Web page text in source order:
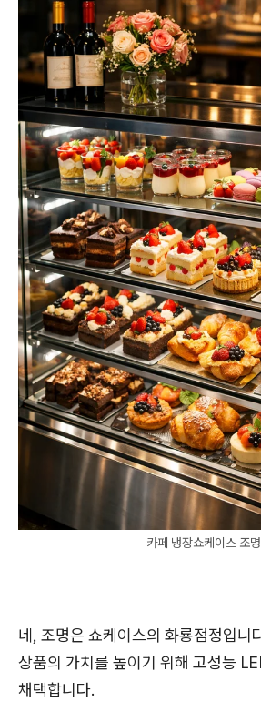
카페 냉장쇼케이스 조명
네, 조명은 쇼케이스의 화룡점정입니
상품의 가치를 높이기 위해 고성능
채택합니다.